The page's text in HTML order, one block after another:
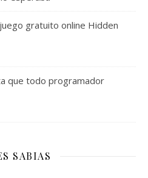
gratuito online Hidden
que todo programador
SABIAS